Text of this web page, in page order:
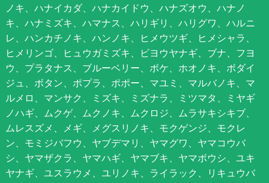
ノキ、ハナイカダ、ハナカイドウ、ハナズオウ、ハナノ
キ、ハナミズキ、ハマナス、ハリギリ、ハリグワ、ハルニ
レ、ハンカチノキ、ハンノキ、ヒメウツギ、ヒメシャラ、
ヒメリンゴ、ヒュウガミズキ、ビヨウヤナギ、ブナ、フヨ
ウ、プラタナス、ブルーベリー、ボケ、ホオノキ、ボダイ
ジュ、ボタン、ポプラ、ポポー、マユミ、マルバノキ、マ
ルメロ、マンサク、ミズキ、ミズナラ、ミツマタ、ミヤギ
ノハギ、ムクゲ、ムクノキ、ムクロジ、ムラサキシキブ、
ムレスズメ、メギ、メグスリノキ、モクゲンジ、モクレ
ン、モミジバフウ、ヤブデマリ、ヤマグワ、ヤマコウバ
シ、ヤマザクラ、ヤマハギ、ヤマブキ、ヤマボウシ、ユキ
ヤナギ、ユスラウメ、ユリノキ、ライラック、リキュウバ